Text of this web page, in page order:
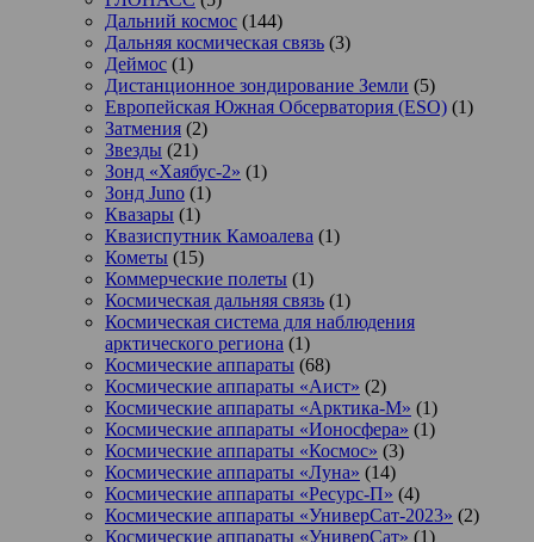
Дальний космос (144)
Дальняя космическая связь (3)
Деймос (1)
Дистанционное зондирование Земли (5)
Европейская Южная Обсерватория (ESO) (1)
Затмения (2)
Звезды (21)
Зонд «Хаябус-2» (1)
Зонд Juno (1)
Квазары (1)
Квазиспутник Камоалева (1)
Кометы (15)
Коммерческие полеты (1)
Космическая дальняя связь (1)
Космическая система для наблюдения
арктического региона (1)
Космические аппараты (68)
Космические аппараты «Аист» (2)
Космические аппараты «Арктика-М» (1)
Космические аппараты «Ионосфера» (1)
Космические аппараты «Космос» (3)
Космические аппараты «Луна» (14)
Космические аппараты «Ресурс-П» (4)
Космические аппараты «УниверСат-2023» (2)
Космические аппараты «УниверСат» (1)